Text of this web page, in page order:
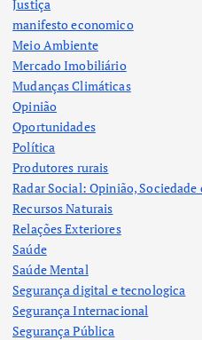
Justiça
manifesto economico
Meio Ambiente
Mercado Imobiliário
Mudanças Climáticas
Opinião
Oportunidades
Política
Produtores rurais
Radar Social: Opinião,
Recursos Naturais
Relações Exteriores
Saúde
Saúde Mental
Segurança digital e tecnologica
Segurança Internacional
Segurança Pública